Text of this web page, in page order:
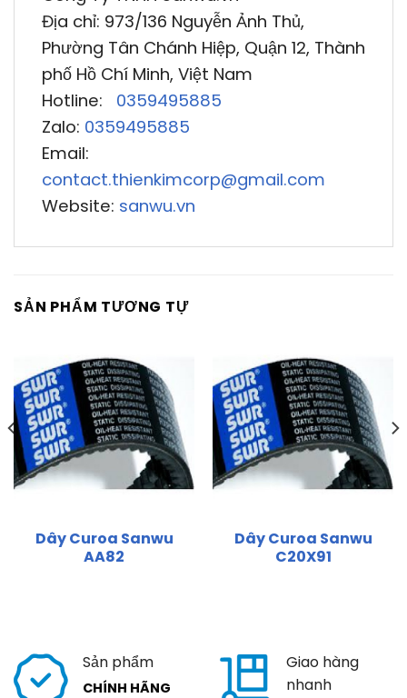
Địa chỉ: 973/136 Nguyễn Ảnh Thủ,
Phường Tân Chánh Hiệp, Quận 12, Thành
phố Hồ Chí Minh, Việt Nam
Hotline: 0359495885
Zalo: 0359495885
Email:
contact.thienkimcorp@gmail.com
Website: sanwu.vn
SẢN PHẨM TƯƠNG TỰ
Dây Curoa Sanwu
AA82
Dây Curoa Sanwu
C20X91
Sản phẩm
CHÍNH HÃNG
Giao hàng
nhanh